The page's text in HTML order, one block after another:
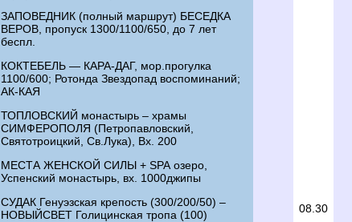
ЗАПОВЕДНИК (полный маршрут) БЕСЕДКА
ВЕРОВ, пропуск 1300/1100/650, до 7 лет
беспл.
КОКТЕБЕЛЬ — КАРА-ДАГ, мор.прогулка
1100/600; Ротонда Звездопад воспоминаний;
АК-КАЯ
ТОПЛОВСКИЙ монастырь – храмы
СИМФЕРОПОЛЯ (Петропавловский,
Святотроицкий, Св.Лука), Вх. 200
МЕСТА ЖЕНСКОЙ СИЛЫ + SPA озеро,
Успенский монастырь, вх. 1000джипы
СУДАК Генуэзская крепость (300/200/50) –
НОВЫЙСВЕТ Голицинская тропа (100)
08.30